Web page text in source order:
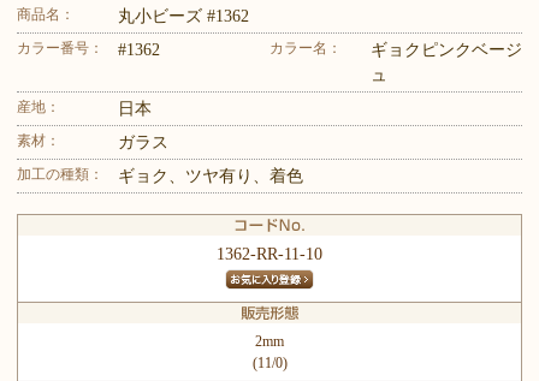
商品名： 丸小ビーズ #1362
カラー番号： #1362 カラー名：
ギョクピンクベージ
ュ
産地： 日本
素材： ガラス
加工の種類： ギョク、ツヤ有り、着色
1362-RR-11-10
2mm
(11/0)